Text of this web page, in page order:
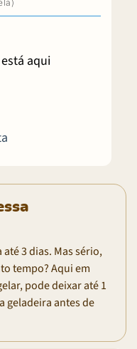
aqui
3 dias. Mas sério,
tempo? Aqui em
pode deixar até 1
geladeira antes de